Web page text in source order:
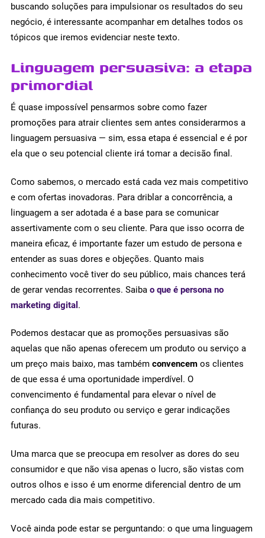
buscando soluções para impulsionar os resultados do seu
negócio, é interessante acompanhar em detalhes todos os
tópicos que iremos evidenciar neste texto.
Linguagem persuasiva: a etapa
primordial
É quase impossível pensarmos sobre como fazer
promoções para atrair clientes sem antes considerarmos a
linguagem persuasiva — sim, essa etapa é essencial e é por
ela que o seu potencial cliente irá tomar a decisão final.
Como sabemos, o mercado está cada vez mais competitivo
e com ofertas inovadoras. Para driblar a concorrência, a
linguagem a ser adotada é a base para se comunicar
assertivamente com o seu cliente. Para que isso ocorra de
maneira eficaz, é importante fazer um estudo de persona e
entender as suas dores e objeções. Quanto mais
conhecimento você tiver do seu público, mais chances terá
de gerar vendas recorrentes. Saiba o que é persona no
marketing digital .
Podemos destacar que as promoções persuasivas são
aquelas que não apenas oferecem um produto ou serviço a
um preço mais baixo, mas também convencem os clientes
de que essa é uma oportunidade imperdível. O
convencimento é fundamental para elevar o nível de
confiança do seu produto ou serviço e gerar indicações
futuras.
Uma marca que se preocupa em resolver as dores do seu
consumidor e que não visa apenas o lucro, são vistas com
outros olhos e isso é um enorme diferencial dentro de um
mercado cada dia mais competitivo.
Você ainda pode estar se perguntando: o que uma linguagem